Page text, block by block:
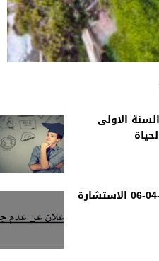
الاولى
اعلان عدم حدوى الحصص 01 -04-06 الاستشارة